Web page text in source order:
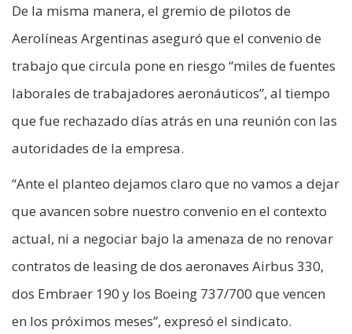
De la misma manera, el gremio de pilotos de
Aerolíneas Argentinas aseguró que el convenio de
trabajo que circula pone en riesgo “miles de fuentes
laborales de trabajadores aeronáuticos”, al tiempo
que fue rechazado días atrás en una reunión con las
autoridades de la empresa.
“Ante el planteo dejamos claro que no vamos a dejar
que avancen sobre nuestro convenio en el contexto
actual, ni a negociar bajo la amenaza de no renovar
contratos de leasing de dos aeronaves Airbus 330,
dos Embraer 190 y los Boeing 737/700 que vencen
en los próximos meses”, expresó el sindicato.